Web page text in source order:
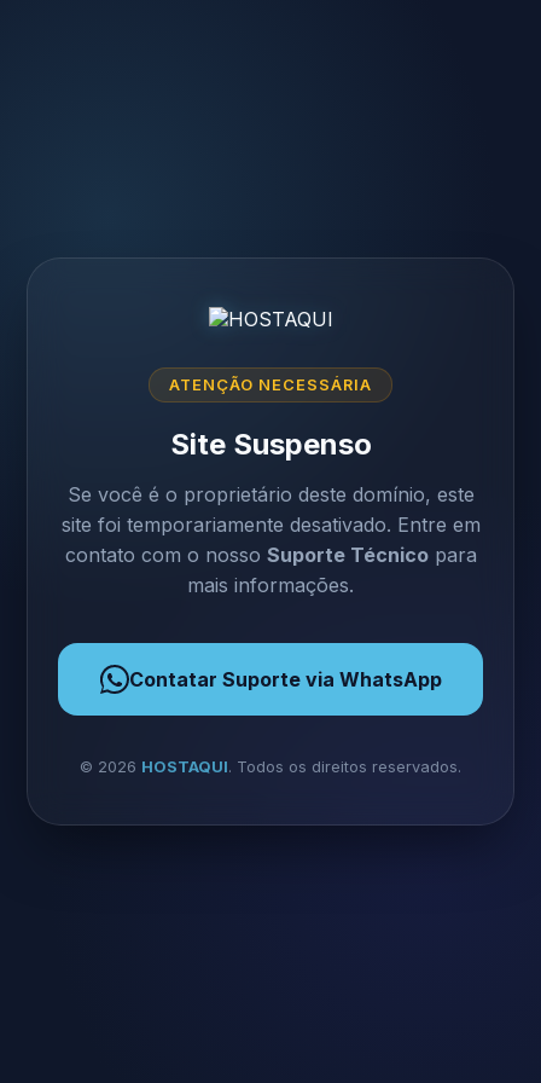
ATENÇÃO NECESSÁRIA
Site Suspenso
Se você é o proprietário deste domínio, este
site foi temporariamente desativado. Entre em
contato com o nosso Suporte Técnicopara
mais informações.
Contatar Suporte via WhatsApp
© 2026 HOSTAQUI. Todos os direitos reservados.